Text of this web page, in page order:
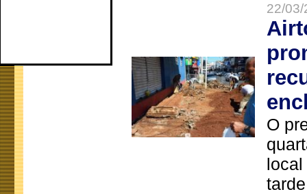
22/
O